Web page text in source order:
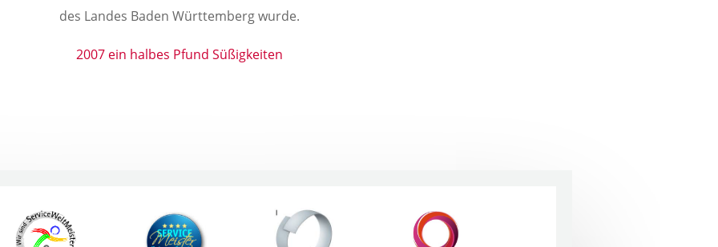
des Landes Baden Württemberg wurde.
2007 ein halbes Pfund Süßigkeiten